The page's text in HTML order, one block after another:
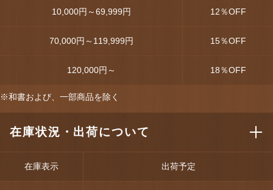
10,000円～69,999円 12％OFF
70,000円～119,999円 15％OFF
120,000円～ 18％OFF
※和書および、一部商品を除く
在庫状況・出荷について
在庫表示 出荷予定